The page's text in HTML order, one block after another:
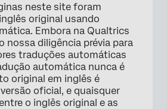
×
neste site foram
original usando
Embora na Qualtrics
nossa diligência prévia para
traduções automáticas
automática nunca é
original em inglês é
oficial, e quaisquer
o inglês original e as